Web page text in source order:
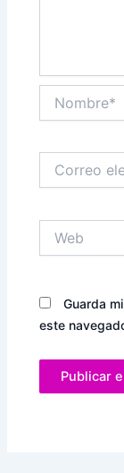
electrónico*
Guarda
este